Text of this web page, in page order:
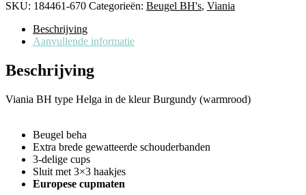
SKU: 184461-670 Categorieën: Beugel BH's, Viania
Beschrijving
Aanvullende informatie
Beschrijving
Viania BH type Helga in de kleur Burgundy (warmrood)
Beugel beha
Extra brede gewatteerde schouderbanden
3-delige cups
Sluit met 3×3 haakjes
Europese cupmaten